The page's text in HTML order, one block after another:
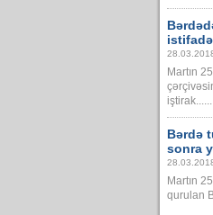
Martın
iştirak......
Bərdə
sonra
Martın
qurulan